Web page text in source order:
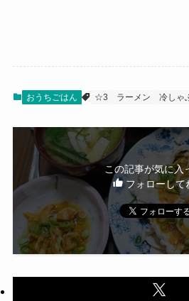
おうちごはん ☆3 ラーメン 冷しゃ
この記事が気に入
フォローして